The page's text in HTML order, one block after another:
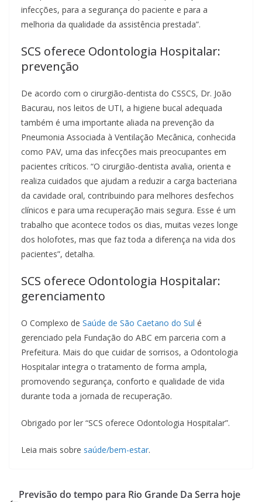
infecções, para a segurança do paciente e para a
melhoria da qualidade da assistência prestada”.
SCS oferece Odontologia Hospitalar:
prevenção
De acordo com o cirurgião-dentista do CSSCS, Dr. João
Bacurau, nos leitos de UTI, a higiene bucal adequada
também é uma importante aliada na prevenção da
Pneumonia Associada à Ventilação Mecânica, conhecida
como PAV, uma das infecções mais preocupantes em
pacientes críticos. “O cirurgião-dentista avalia, orienta e
realiza cuidados que ajudam a reduzir a carga bacteriana
da cavidade oral, contribuindo para melhores desfechos
clínicos e para uma recuperação mais segura. Esse é um
trabalho que acontece todos os dias, muitas vezes longe
dos holofotes, mas que faz toda a diferença na vida dos
pacientes”, detalha.
SCS oferece Odontologia Hospitalar:
gerenciamento
O Complexo de Saúde de São Caetano do Sul é
gerenciado pela Fundação do ABC em parceria com a
Prefeitura. Mais do que cuidar de sorrisos, a Odontologia
Hospitalar integra o tratamento de forma ampla,
promovendo segurança, conforto e qualidade de vida
durante toda a jornada de recuperação.
Obrigado por ler “SCS oferece Odontologia Hospitalar”.
Leia mais sobre saúde/bem-estar.
Previsão do tempo para Rio Grande Da Serra hoje